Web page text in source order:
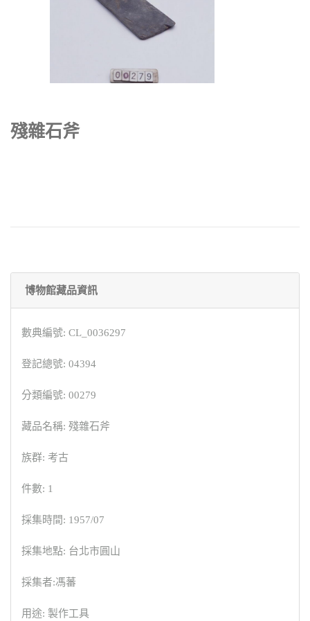
殘雜石斧
博物館藏品資訊
數典編號: CL_0036297
登記總號: 04394
分類編號: 00279
藏品名稱: 殘雜石斧
族群: 考古
件數: 1
採集時間: 1957/07
採集地點: 台北市圓山
採集者:馮蕃
用途: 製作工具